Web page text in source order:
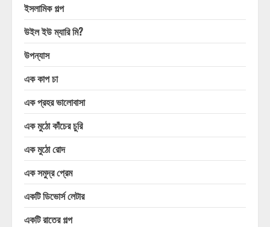
ইসলামিক গল্প
উইল ইউ ম্যারি মি?
উপন্যাস
এক কাপ চা
এক প্রহর ভালোবাসা
এক মুঠো কাঁচের চুরি
এক মুঠো রোদ
এক সমুদ্র প্রেম
একটি ডিভোর্স লেটার
একটি রাতের গল্প